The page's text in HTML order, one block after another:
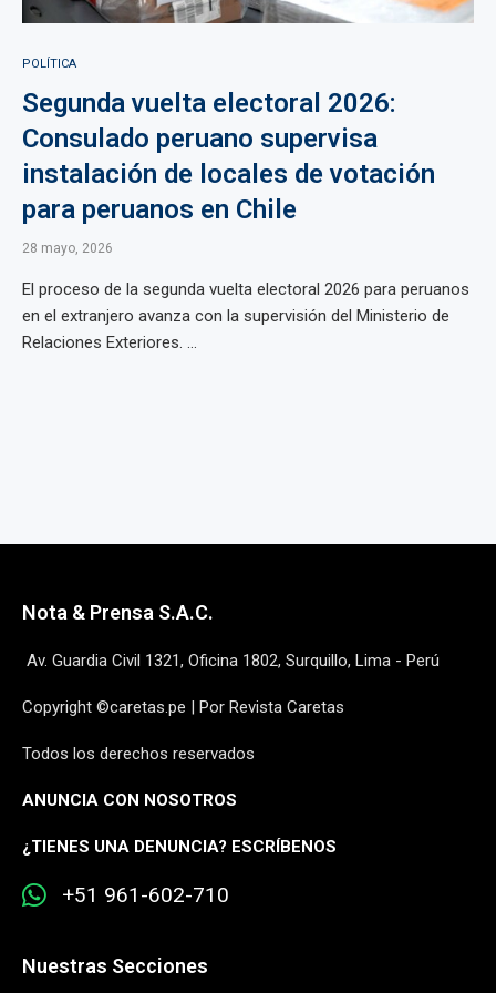
POLÍTICA
Segunda vuelta electoral 2026:
Consulado peruano supervisa
instalación de locales de votación
para peruanos en Chile
28 mayo, 2026
El proceso de la segunda vuelta electoral 2026 para peruanos
en el extranjero avanza con la supervisión del Ministerio de
Relaciones Exteriores. ...
Nota & Prensa S.A.C.
Av. Guardia Civil 1321, Oficina 1802, Surquillo, Lima - Perú
Copyright ©caretas.pe | Por Revista Caretas
Todos los derechos reservados
ANUNCIA CON NOSOTROS
¿TIENES UNA DENUNCIA? ESCRÍBENOS
+51 961-602-710
Nuestras Secciones